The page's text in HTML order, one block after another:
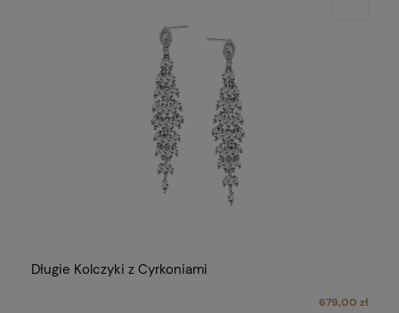
Długie Kolczyki z Cyrkoniami
679,00 zł